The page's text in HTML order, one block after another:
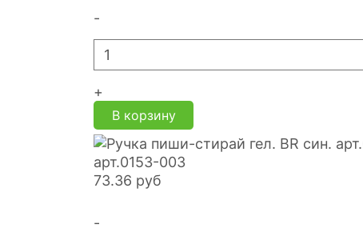
-
+
В корзину
арт.0153-003
73.36 руб
-